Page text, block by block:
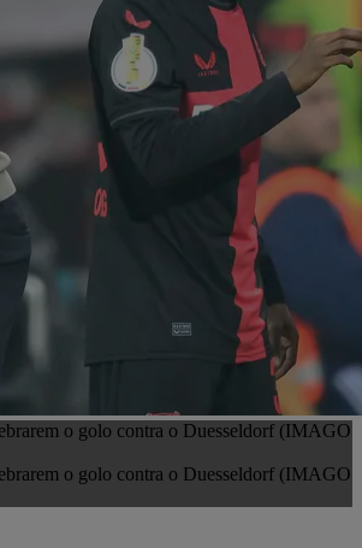
o golo contra o Duesseldorf (IMAGO
o golo contra o Duesseldorf (IMAGO